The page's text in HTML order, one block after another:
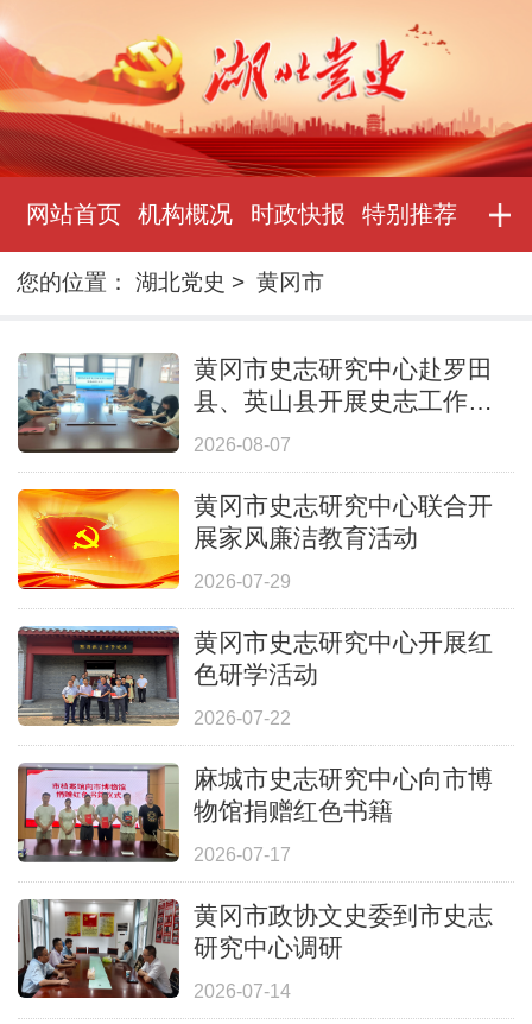
网站首页 机构概况 时政快报 特别推荐
您的位置：湖北党史 >黄冈市
黄冈市史志研究中心赴罗田
县、英山县开展史志工作专
题调研
2026-08-07
黄冈市史志研究中心联合开
展家风廉洁教育活动
2026-07-29
黄冈市史志研究中心开展红
色研学活动
2026-07-22
麻城市史志研究中心向市博
物馆捐赠红色书籍
2026-07-17
黄冈市政协文史委到市史志
研究中心调研
2026-07-14